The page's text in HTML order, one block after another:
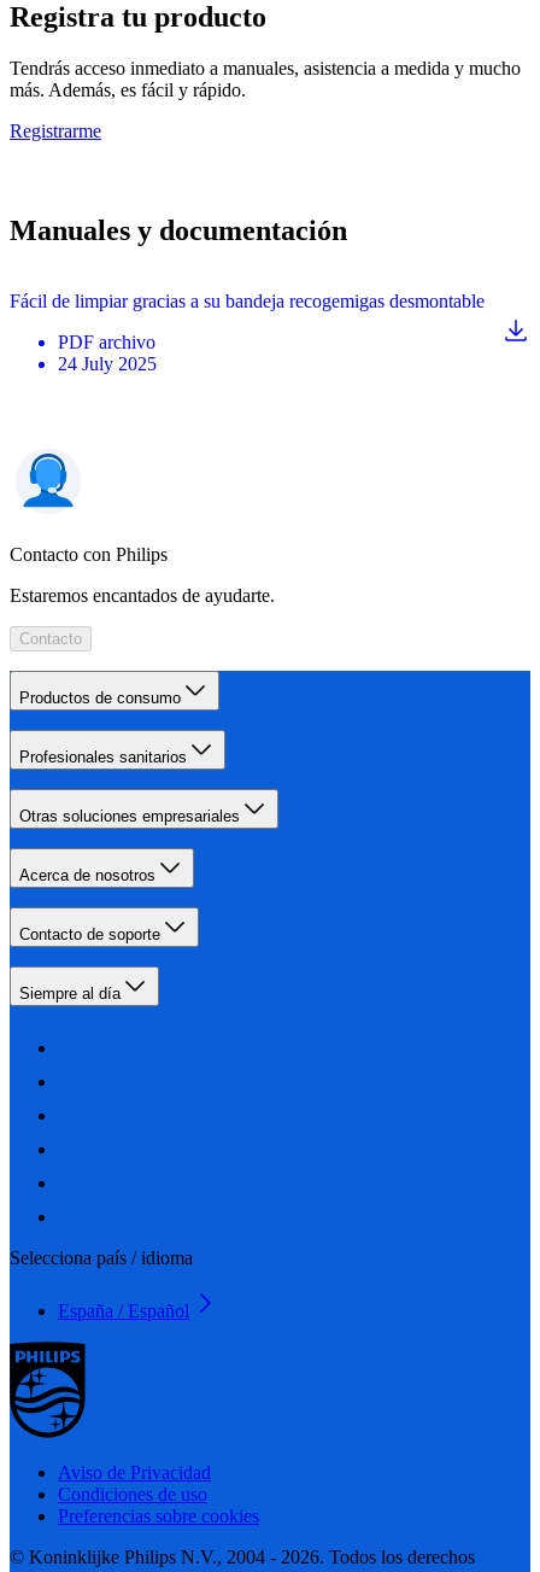
Registra tu producto
Tendrás acceso inmediato a manuales, asistencia a medida y mucho
más. Además, es fácil y rápido.
Registrarme
Manuales y documentación
Fácil de limpiar gracias a su bandeja recogemigas desmontable
PDF archivo
24 July 2025
Contacto con Philips
Estaremos encantados de ayudarte.
Contacto
Productos de consumo
Profesionales sanitarios
Otras soluciones empresariales
Acerca de nosotros
Contacto de soporte
Siempre al día
Selecciona país / idioma
España / Español
Aviso de Privacidad
Condiciones de uso
Preferencias sobre cookies
© Koninklijke Philips N.V., 2004 - 2026. Todos los derechos